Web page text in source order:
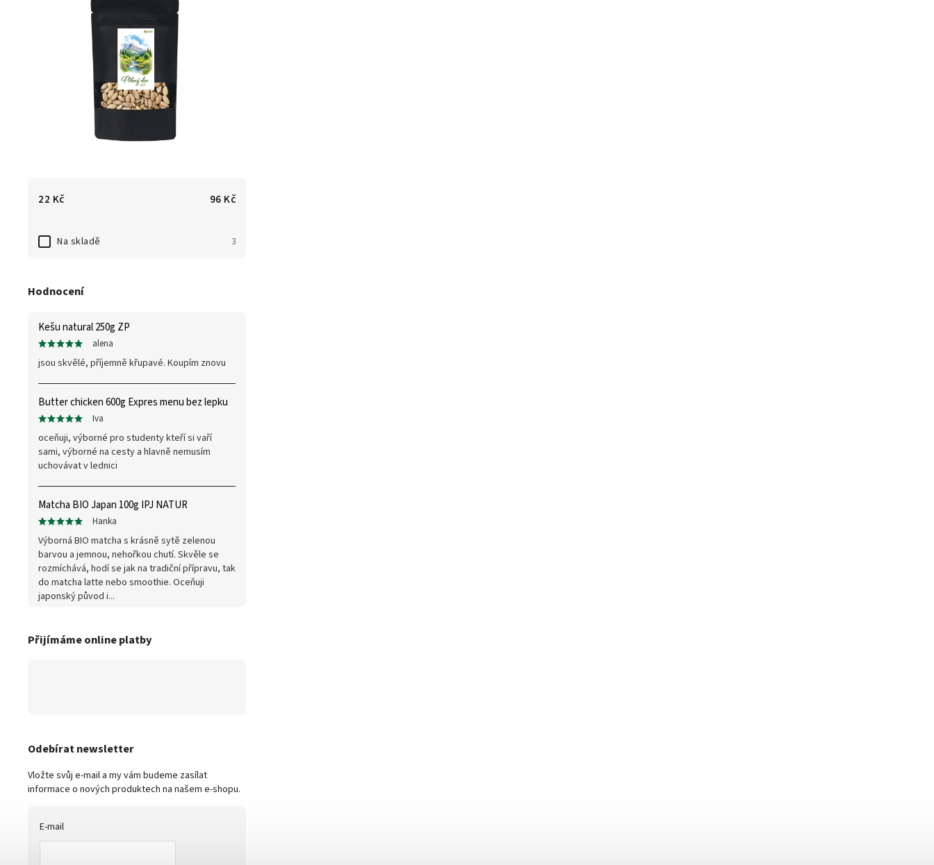
22 Kč 96 Kč
Na skladě 3
Hodnocení
Kešu natural 250g ZP
alena
jsou skvělé, příjemně křupavé. Koupím znovu
Butter chicken 600g Expres menu bez lepku
Iva
oceňuji, výborné pro studenty kteří si vaří
sami, výborné na cesty a hlavně nemusím
uchovávat v lednici
Matcha BIO Japan 100g IPJ NATUR
Hanka
Výborná BIO matcha s krásně sytě zelenou
barvou a jemnou, nehořkou chutí. Skvěle se
rozmíchává, hodí se jak na tradiční přípravu, tak
do matcha latte nebo smoothie. Oceňuji
japonský původ i...
Přijímáme online platby
Odebírat newsletter
Vložte svůj e-mail a my vám budeme zasílat
informace o nových produktech na našem e-shopu.
E-mail